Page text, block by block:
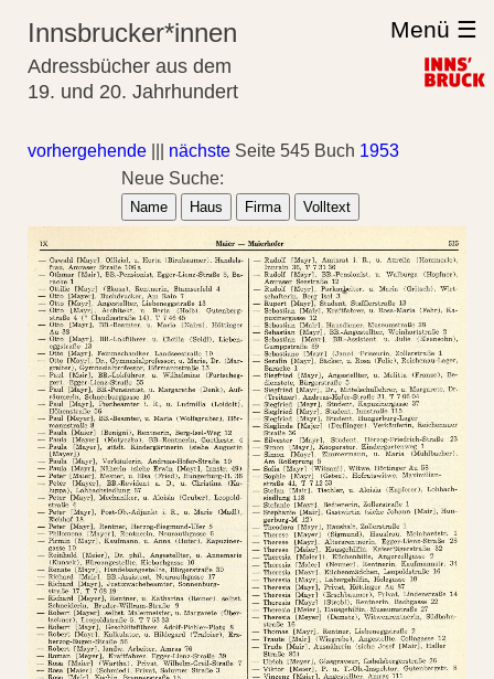
Innsbrucker*innen
Adressbücher aus dem
19. und 20. Jahrhundert
Menü ☰
vorhergehende nächste Seite 545 Buch 1953
Neue Suche:
Name Haus Firma Volltext